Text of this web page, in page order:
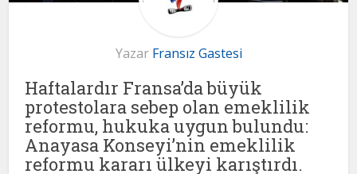
Yazar Fransız Gastesi
Haftalardır Fransa’da büyük
protestolara sebep olan emeklilik
reformu, hukuka uygun bulundu:
Anayasa Konseyi’nin emeklilik
reformu kararı ülkeyi karıştırdı.